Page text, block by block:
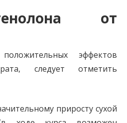
от
эффектов
следует отметить
приросту сухой